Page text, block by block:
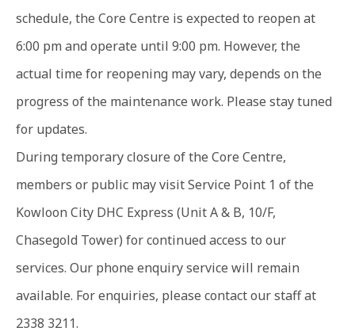
schedule, the Core Centre is expected to reopen at
6:00 pm and operate until 9:00 pm. However, the
actual time for reopening may vary, depends on the
progress of the maintenance work. Please stay tuned
for updates.
During temporary closure of the Core Centre,
members or public may visit Service Point 1 of the
Kowloon City DHC Express (Unit A & B, 10/F,
Chasegold Tower) for continued access to our
services. Our phone enquiry service will remain
available. For enquiries, please contact our staff at
2338 3211.